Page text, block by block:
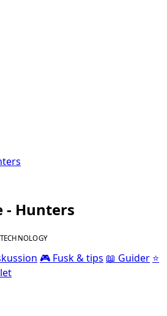
- Hunters
🎮 Fusk & tips 📖 Guider ⭐